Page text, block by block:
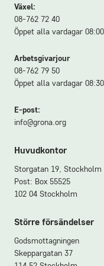
Växel:
08-762 72 40
Öppet alla vardagar
Arbetsgivarjour
08-762 79 50
Öppet alla vardagar
E-post:
info@grona.org
Huvudkontor
Storgatan 19, Stockholm
Post: Box 55525
102 04 Stockholm
Större försändelser
Godsmottagningen
Skeppargatan 37